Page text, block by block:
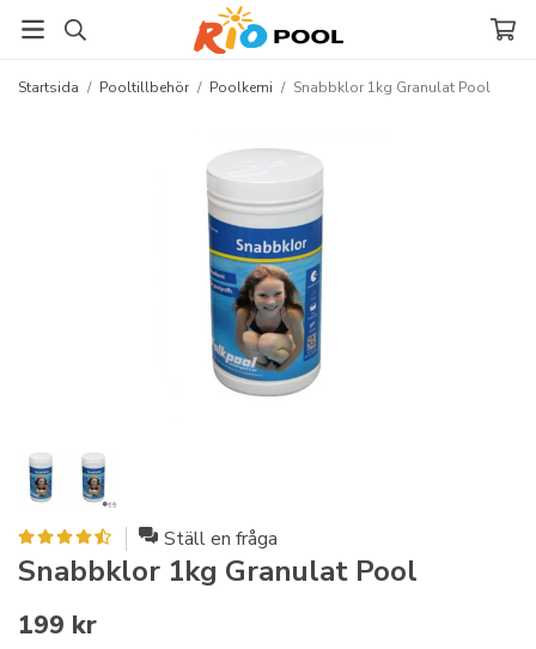
Startsida / Pooltillbehör / Poolkemi / Snabbklor 1kg Granulat Pool
Ställ en fråga
Snabbklor 1kg Granulat Pool
199 kr